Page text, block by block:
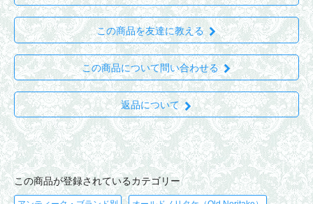
この商品を友達に教える
この商品について問い合わせる
返品について
この商品が登録されているカテゴリー